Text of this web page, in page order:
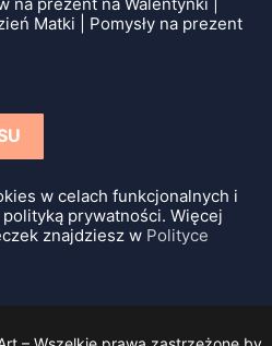
na prezent na Walentynki |
Matki | Pomysły na prezent
w celach funkcjonalnych i
prywatności. Więcej
znajdziesz w Polityce